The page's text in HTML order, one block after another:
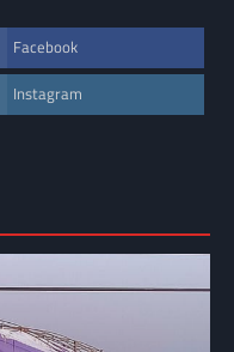
Facebook
Instagram